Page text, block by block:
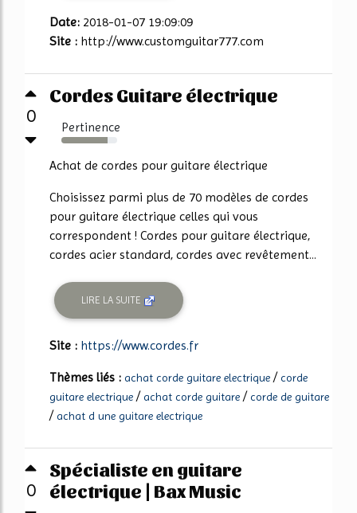
Date: 2018-01-07 19:09:09
Site : http://www.customguitar777.com
0
Cordes Guitare électrique
Pertinence
83%
Achat de cordes pour guitare électrique
Choisissez parmi plus de 70 modèles de cordes
pour guitare électrique celles qui vous
correspondent ! Cordes pour guitare électrique,
cordes acier standard, cordes avec revêtement...
LIRE LA SUITE
Site : https://www.cordes.fr
Thèmes liés : achat corde guitare electrique /corde
guitare electrique /achat corde guitare /corde de guitare
/achat d une guitare electrique
0
Spécialiste en guitare
électrique | Bax Music